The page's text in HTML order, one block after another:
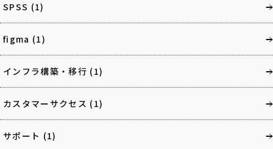
SPSS (1)
figma (1)
インフラ構築・移行 (1)
カスタマーサクセス (1)
サポート (1)